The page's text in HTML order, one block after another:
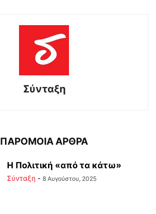
Σύνταξη
ΠΑΡΟΜΟΙΑ ΑΡΘΡΑ
Η Πολιτική «από τα κάτω»
Σύνταξη - 8 Αυγούστου, 2025